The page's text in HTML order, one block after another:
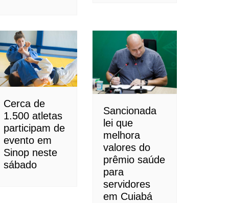
Cerca de
1.500 atletas
participam de
evento em
Sinop neste
sábado
Sancionada
lei que
melhora
valores do
prêmio saúde
para
servidores
em Cuiabá